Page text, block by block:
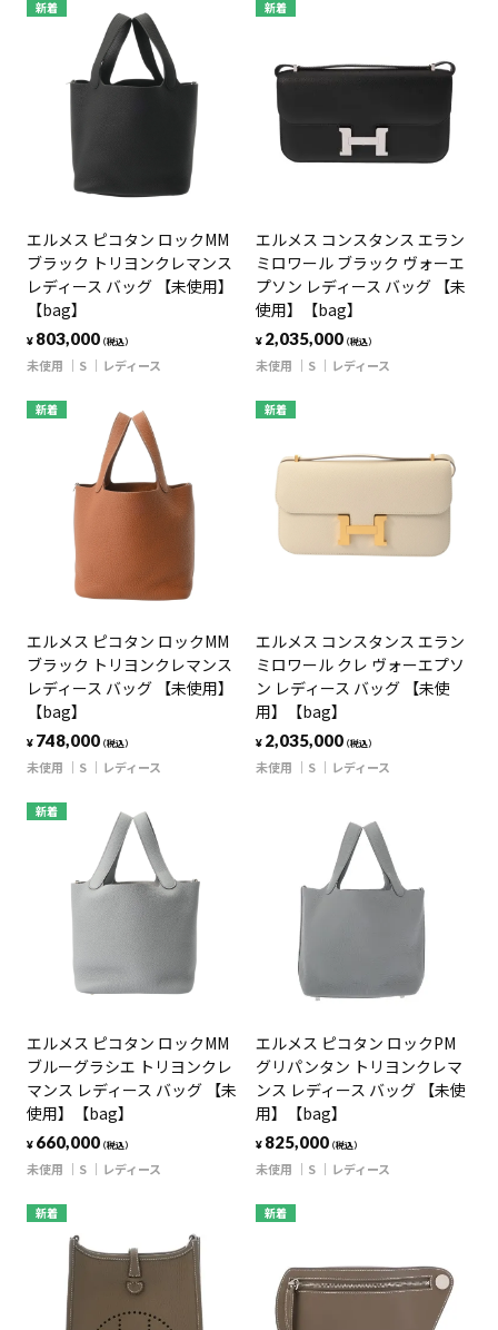
新着
エルメス ピコタン ロックMM
ブラック トリヨンクレマンス
レディース バッグ 【未使用】
【bag】
¥ 803,000（税込）
未使用 S レディース
新着
エルメス コンスタンス エラン
ミロワール ブラック ヴォーエ
プソン レディース バッグ 【未
使用】【bag】
¥ 2,035,000（税込）
未使用 S レディース
新着
エルメス ピコタン ロックMM
ブラック トリヨンクレマンス
レディース バッグ 【未使用】
【bag】
¥ 748,000（税込）
未使用 S レディース
新着
エルメス コンスタンス エラン
ミロワール クレ ヴォーエプソ
ン レディース バッグ 【未使
用】【bag】
¥ 2,035,000（税込）
未使用 S レディース
新着
エルメス ピコタン ロックMM
ブルーグラシエ トリヨンクレ
マンス レディース バッグ 【未
使用】【bag】
¥ 660,000（税込）
未使用 S レディース
エルメス ピコタン ロックPM
グリパンタン トリヨンクレマ
ンス レディース バッグ 【未使
用】【bag】
¥ 825,000（税込）
未使用 S レディース
新着 新着